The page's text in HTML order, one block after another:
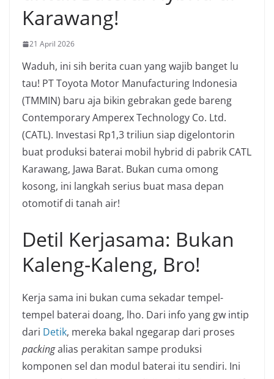
Karawang!
21 April 2026
Waduh, ini sih berita cuan yang wajib banget lu
tau! PT Toyota Motor Manufacturing Indonesia
(TMMIN) baru aja bikin gebrakan gede bareng
Contemporary Amperex Technology Co. Ltd.
(CATL). Investasi Rp1,3 triliun siap digelontorin
buat produksi baterai mobil hybrid di pabrik CATL
Karawang, Jawa Barat. Bukan cuma omong
kosong, ini langkah serius buat masa depan
otomotif di tanah air!
Detil Kerjasama: Bukan
Kaleng-Kaleng, Bro!
Kerja sama ini bukan cuma sekadar tempel-
tempel baterai doang, lho. Dari info yang gw intip
dari Detik, mereka bakal ngegarap dari proses
packingalias perakitan sampe produksi
komponen sel dan modul baterai itu sendiri. Ini